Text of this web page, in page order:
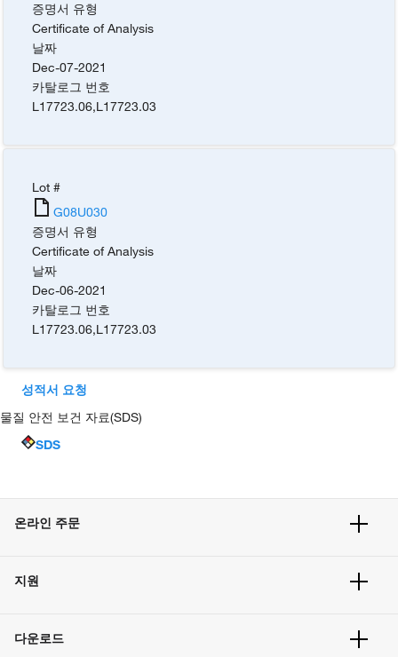
증명서 유형
Certificate of Analysis
날짜
Dec-07-2021
카탈로그 번호
L17723.06,L17723.03
Lot #
G08U030
증명서 유형
Certificate of Analysis
날짜
Dec-06-2021
카탈로그 번호
L17723.06,L17723.03
성적서 요청
물질 안전 보건 자료(SDS)
SDS
온라인 주문
주문 방법
벌크 주문
지원
고객 센터
다운로드